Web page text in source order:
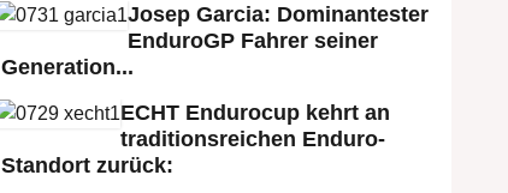
Josep Garcia: Dominantester
EnduroGP Fahrer seiner
Generation...
ECHT Endurocup kehrt an
traditionsreichen Enduro-
Standort zurück: